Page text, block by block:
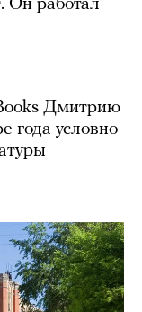
Он работал
Дмитрию
года условно